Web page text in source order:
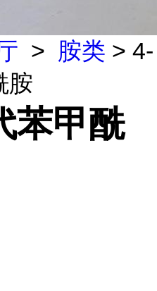
> 胺类 > 4-
胺
苯甲酰